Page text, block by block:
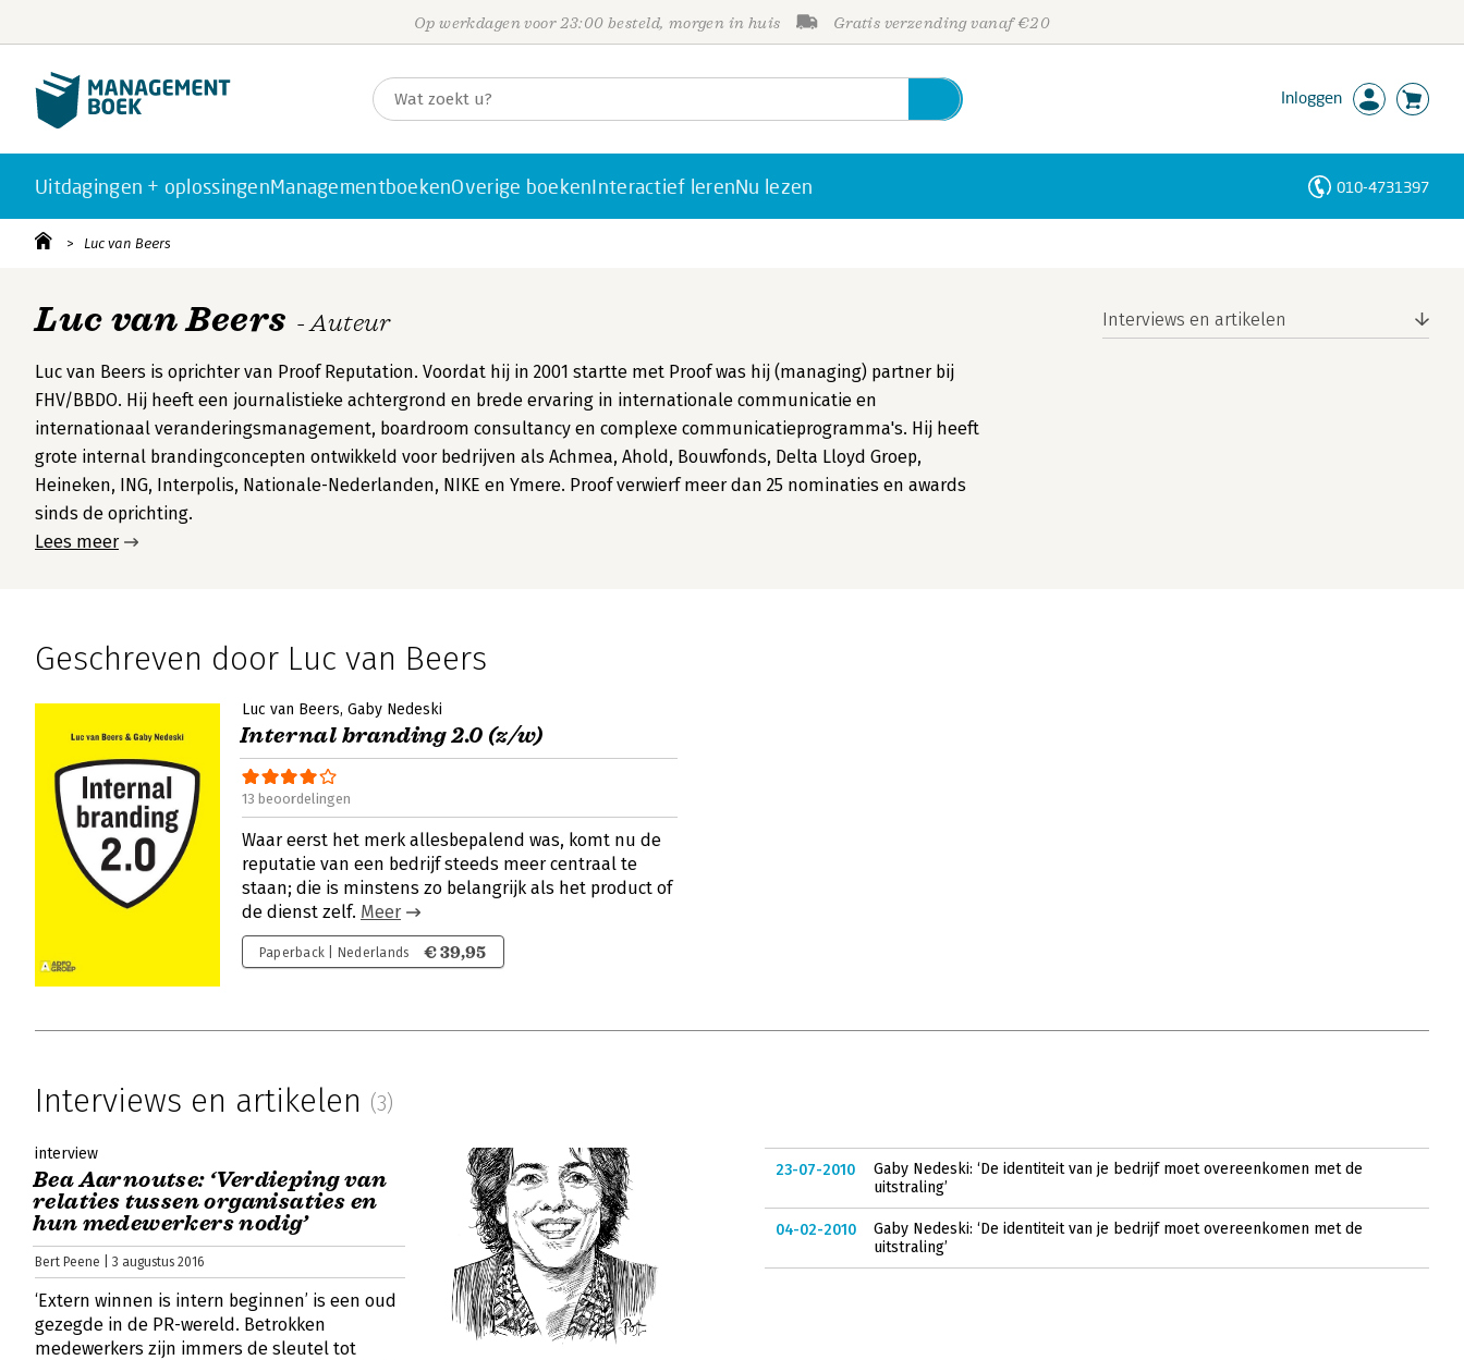
Op werkdagen voor 23:00 besteld, morgen in huis Gratis verzending vanaf €20
Inloggen
Uitdagingen + oplossingenManagementboekenOverige boekenInteractief lerenNu lezen 010-4731397
Luc van Beers
Luc van Beers - Auteur
Luc van Beers is oprichter van Proof Reputation. Voordat hij in 2001 startte met Proof was hij (managing) partner bij
FHV/BBDO. Hij heeft een journalistieke achtergrond en brede ervaring in internationale communicatie en
internationaal veranderingsmanagement, boardroom consultancy en complexe communicatieprogramma's. Hij heeft
grote internal brandingconcepten ontwikkeld voor bedrijven als Achmea, Ahold, Bouwfonds, Delta Lloyd Groep,
Heineken, ING, Interpolis, Nationale-Nederlanden, NIKE en Ymere. Proof verwierf meer dan 25 nominaties en awards
sinds de oprichting.
Lees meer
Interviews en artikelen
Geschreven door Luc van Beers
Luc van Beers Gaby Nedeski
Internal branding 2.0 (z/w)
13 beoordelingen
Waar eerst het merk allesbepalend was, komt nu de
reputatie van een bedrijf steeds meer centraal te
staan; die is minstens zo belangrijk als het product of
de dienst zelf. Meer
Paperback | Nederlands € 39,95
Interviews en artikelen (3)
interview
Bea Aarnoutse: ‘Verdieping van
relaties tussen organisaties en
hun medewerkers nodig’
Bert Peene | 3 augustus 2016
‘Extern winnen is intern beginnen’ is een oud
gezegde in de PR-wereld. Betrokken
medewerkers zijn immers de sleutel tot
23-07-2010
Gaby Nedeski: ‘De identiteit van je bedrijf moet overeenkomen met de
uitstraling’
04-02-2010
Gaby Nedeski: ‘De identiteit van je bedrijf moet overeenkomen met de
uitstraling’
Personen